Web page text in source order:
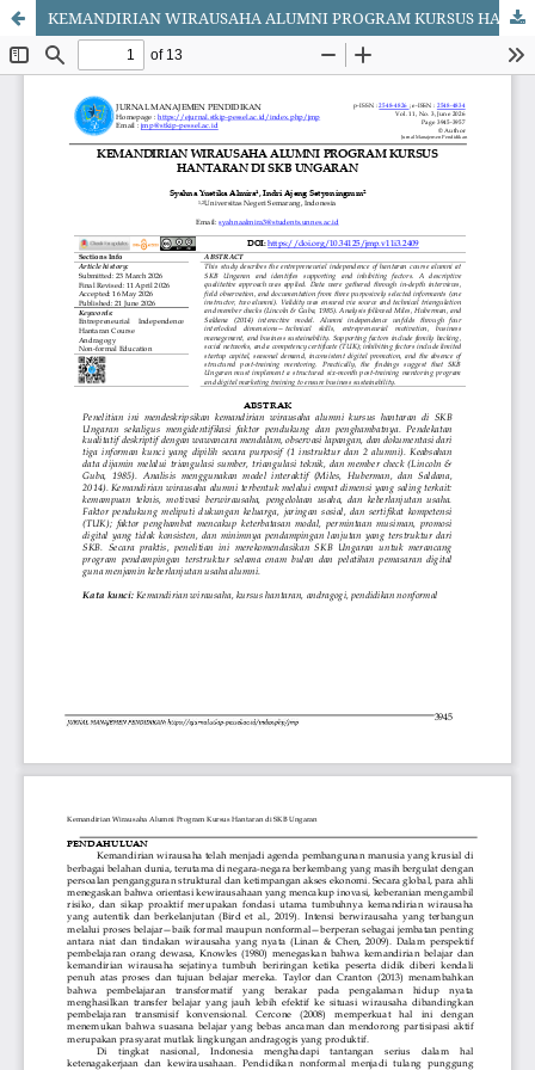
KEMANDIRIAN WIRAUSAHA ALUMNI PROGRAM KURSUS HANTARAN DI SKB UNGARAN